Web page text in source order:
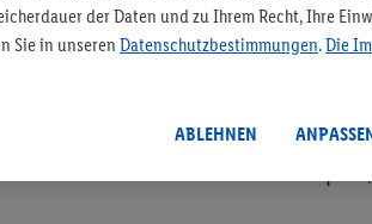
der Daten und zu Ihrem Recht, Ihre
Sie in unseren Datenschutzbestimmungen.Die
ABLEHNEN